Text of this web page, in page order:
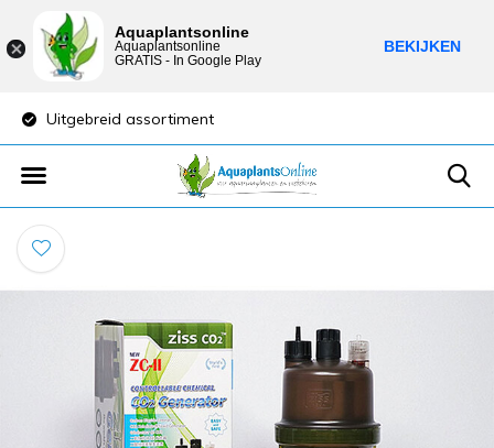
Lage verzendkosten
Aquaplantsonline
Aquaplantsonline
GRATIS - In Google Play
BEKIJKEN